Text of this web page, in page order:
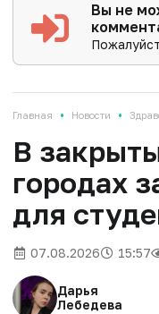
Вы не
Главная • Новости •
В
городах
для
07.08.2026 15:57
Дарья
Лебедева